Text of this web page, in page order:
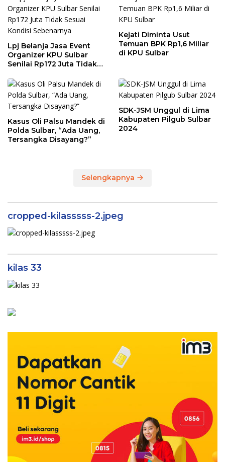
Lpj Belanja Jasa Event
Organizer KPU Sulbar
Senilai Rp172 Juta Tidak
Sebenarnya
Kejati Diminta Usut
Temuan BPK Rp1,6 Miliar
di KPU Sulbar
Kasus Oli Palsu Mandek di
Polda Sulbar, “Ada Uang,
Tersangka Disayang?”
SDK-JSM Unggul di Lima
Kabupaten Pilgub Sulbar
2024
Selengkapnya
cropped-kilasssss-2.jpeg
kilas 33